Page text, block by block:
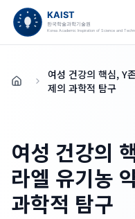
홈
여성 건강의 핵심, Y
제의 과학적 탐구
여성 건강의
라엘 유기농
과학적 탐구